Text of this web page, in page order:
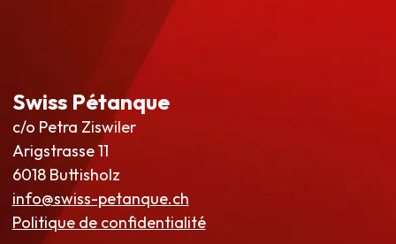
Swiss Pétanque
c/o Petra Ziswiler
Arigstrasse 11
6018 Buttisholz
info@swiss-petanque.ch
Politique de confidentialité